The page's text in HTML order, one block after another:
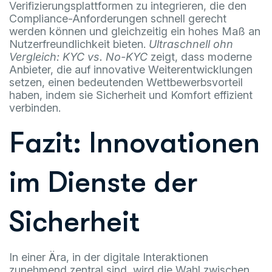
Verifizierungsplattformen zu integrieren, die den
Compliance-Anforderungen schnell gerecht
werden können und gleichzeitig ein hohes Maß an
Nutzerfreundlichkeit bieten. Ultraschnell ohn
Vergleich: KYC vs. No-KYC zeigt, dass moderne
Anbieter, die auf innovative Weiterentwicklungen
setzen, einen bedeutenden Wettbewerbsvorteil
haben, indem sie Sicherheit und Komfort effizient
verbinden.
Fazit: Innovationen
im Dienste der
Sicherheit
In einer Ära, in der digitale Interaktionen